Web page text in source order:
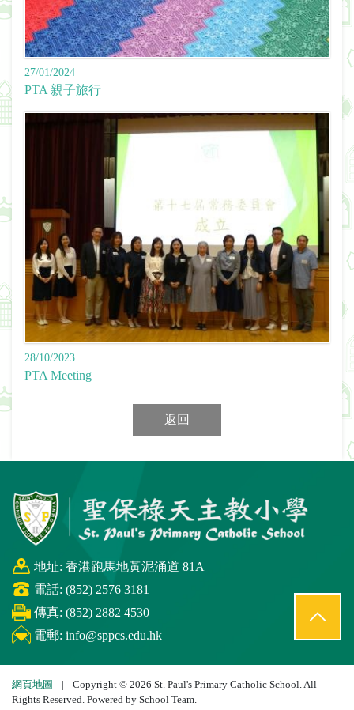
27/01/2024
PTA 親子旅行
28/10/2023
PTA Meeting
返回
地址: 香港跑馬地黃泥涌道 81A
電話: (852) 2576 3181
傳真: (852) 2882 4530
電郵: info@sppcs.edu.hk
網頁地圖
Copyright © 2026 St. Paul's Primary Catholic School. All
Rights Reserved. Powered by School Team.